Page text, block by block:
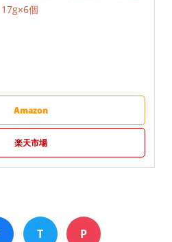
17g×6個
Amazon
楽天市場
T P